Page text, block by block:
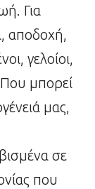
Για
αποδοχή,
γελοίοι,
Που μπορεί
μας,
σε
που